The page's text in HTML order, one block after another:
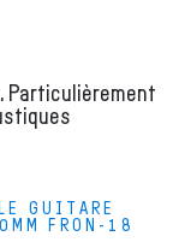
Particulièrement
GUITARE
FRON-18